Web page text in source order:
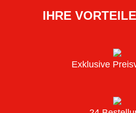
IHRE
Exklusive